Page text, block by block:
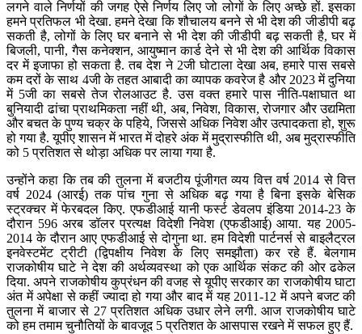
लगने वाले निर्णयों की जगह ऐसे निर्णय लिए जो लोगों के लिए अच्छे हों. इसका
हमने प्रतिफल भी देखा. हमने देखा कि शौचालय बनने से भी देश की जीडीपी बढ़
सकती है, लोगों के लिए घर बनाने से भी देश की जीडीपी बढ़ सकती है, घर में
बिजली, पानी, गैस कनेक्शन, आयुष्मान कार्ड देने से भी देश की आर्थिक विकास
दर में इजाफा हो सकता है. तब देश ने 2जी घोटाला देखा अब, हमारे पास सबसे
कम दरों के साथ 4जी के तहत आबादी का व्यापक कवरेज है और 2023 में दुनिया
में 5जी का सबसे तेज रोलआउट है. उस वक्त हमारे पास नीति-पक्षाघात था
बुनियादी ढांचा प्राथमिकता नहीं थी, अब, निवेश, विकास, रोजगार और उद्यमिता
और बचत के पुण्य चक्र के पहिये, जिससे अधिक निवेश और उत्पादकता हो, शुरू
हो गया है. यूपीए शासन में भारत में दोहरे अंक में मुद्रास्फीति थी, अब मुद्रास्फीति
को 5 प्रतिशत से थोड़ा अधिक पर लाया गया है.
उन्होंने कहा कि तब की तुलना में बजटीय पूंजीगत व्यय वित्त वर्ष 2014 से वित्त
वर्ष 2024 (आरई) तक पांच गुना से अधिक बढ़ गया है बिना इसके बेसिक
स्ट्रक्चर में फेरबदल किए. एफडीआई यानी फर्स्ट डेवलप इंडिया 2014-23 के
दौरान 596 अरब डॉलर प्रत्यक्ष विदेशी निवेश (एफडीआई) आया. यह 2005-
2014 के दौरान आए एफडीआई से दोगुना था. हम विदेशी पार्टनर्स से बाइलैट्रल
इनवेस्टमेंट ट्रीटी (द्विपक्षीय निवेश के लिए समझौता) कर रहे हैं. बेलगाम
राजकोषीय घाटे ने देश की अर्थव्यवस्था को एक आर्थिक संकट की ओर ढकेल
दिया. अपने राजकोषीय कुप्रंधन की वजह से यूपीए सरकार का राजकोषीय घाटा
अंत में अपेक्षा से कहीं ज्यादा हो गया और बाद में यह 2011-12 में अपने बजट की
तुलना में बाजार से 27 प्रतिशत अधिक उधार लेने लगी. आज राजकोषीय घाटे
को हम तमाम चुनौतियों के बावजूद 5 प्रतिशत के आसपास रखने में सफल हुए हैं.